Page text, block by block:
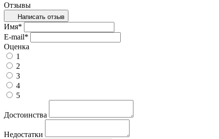
Отзывы
Написать отзыв
Имя*
E-mail*
Оценка
1
2
3
4
5
Достоинства
Недостатки